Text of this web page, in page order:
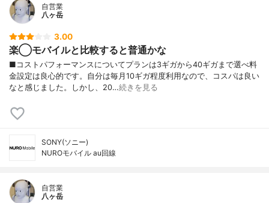
自営業
八ヶ岳
3.00
楽◯モバイルと比較すると普通かな
■コストパフォーマンスについてプランは3ギガから40ギガまで選べ料
金設定は良心的です。自分は毎月10ギガ程度利用なので、コスパは良い
なと感じました。しかし、20…続きを見る
SONY(ソニー)
NUROモバイル au回線
自営業
八ヶ岳